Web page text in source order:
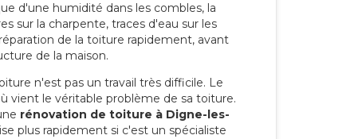
d'une humidité dans les combles, la
sur la charpente, traces d'eau sur les
de la toiture rapidement, avant
de la maison.
n'est pas un travail très difficile. Le
vient le véritable problème de sa toiture.
rénovation de toiture à Digne-les-
plus rapidement si c'est un spécialiste